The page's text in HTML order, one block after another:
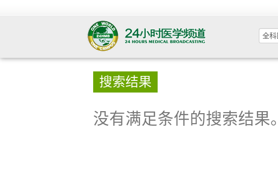
搜索结果
没有满足条件的搜索结果。